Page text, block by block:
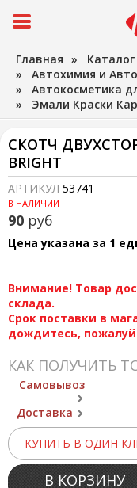
Главная »
» Автохимия и
» Автокосметика
» Эмали Краски
СКОТЧ
BRIGHT
АРТИКУЛ 53741
В НАЛИЧИИ
90 руб
Цена указана за 1
Внимание! Товар
склада.
Срок поставки в
дождитесь,
КАК ПОЛУЧИТЬ
Самовывоз
Доставка
КУПИТЬ В ОДИН
В КОРЗИНУ